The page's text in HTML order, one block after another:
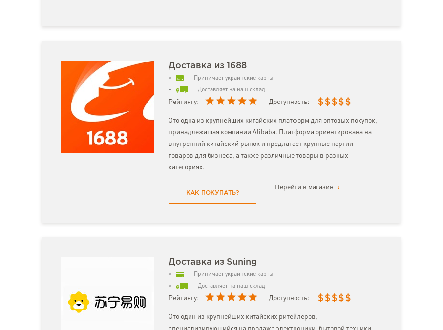
Доставка из 1688
Принимает украинские карты
Доставляет на наш склад
Рейтингу: Доступность: $ $ $ $ $
Это одна из крупнейших китайских платформ для оптовых покупок,
принадлежащая компании Alibaba. Платформа ориентирована на
внутренний китайский рынок и предлагает крупные партии
товаров для бизнеса, а также различные товары в разных
категориях.
КАК ПОКУПАТЬ?
Перейти в магазин
Доставка из Suning
Принимает украинские карты
Доставляет на наш склад
Рейтингу: Доступность: $ $ $ $ $
Это один из крупнейших китайских ритейлеров,